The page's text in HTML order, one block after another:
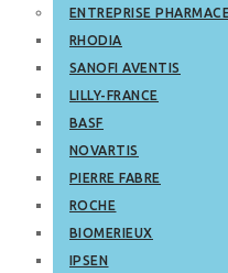
ENTREPRISE
RHODIA
SANOFI AVENTIS
LILLY-FRANCE
BASF
NOVARTIS
PIERRE FABRE
ROCHE
BIOMERIEUX
IPSEN